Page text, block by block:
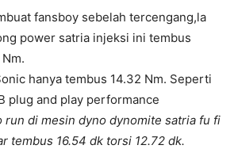
fansboy sebelah tercengang,la
power satria injeksi ini tembus
hanya tembus 14.32 Nm. Seperti
plug and play performance
run di mesin dyno dynomite satria fu fi
tembus 16.54 dk torsi 12.72 dk.